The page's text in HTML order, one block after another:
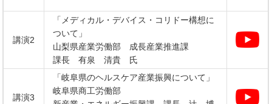
講演2
「メディカル・デバイス・コリドー構想に
ついて」
山梨県産業労働部 成長産業推進課
課長 有泉 清貴 氏
講演3
「岐阜県のヘルスケア産業振興について」
岐阜県商工労働部